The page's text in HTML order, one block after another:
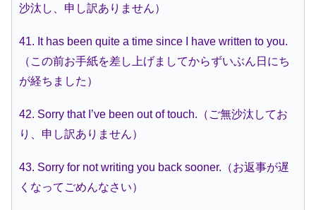
沙汰し、申し訳ありません）
41. It has been quite a time since I have written to you.
（この前お手紙を差し上げましてからずいぶん日にち
が経ちました）
42. Sorry that I’ve been out of touch.（ご無沙汰してお
り、申し訳ありません）
43. Sorry for not writing you back sooner.（お返事が遅
くなってごめんなさい）